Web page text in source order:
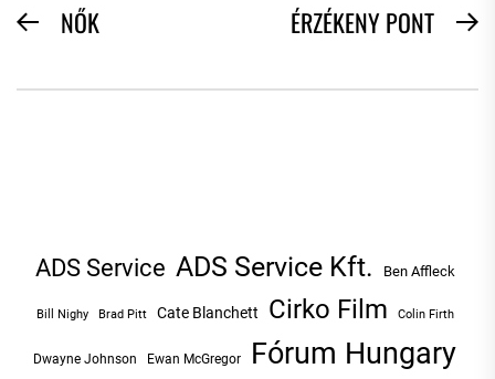
BEJEGYZÉS
Previous
NŐK ÉRZÉKENY PONT
ADS Service ADS Service Kft. Ben Affleck
Bill Nighy Brad Pitt Cate Blanchett Cirko Film Colin Firth
Dwayne Johnson Ewan McGregor Fórum Hungary